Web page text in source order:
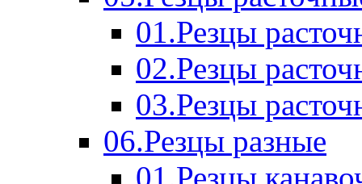
01.Резцы
02.Резцы
03.Резцы
06.Резцы разные
01.Резцы